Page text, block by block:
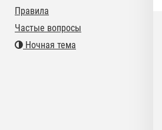
Правила
Частые вопросы
Ночная тема